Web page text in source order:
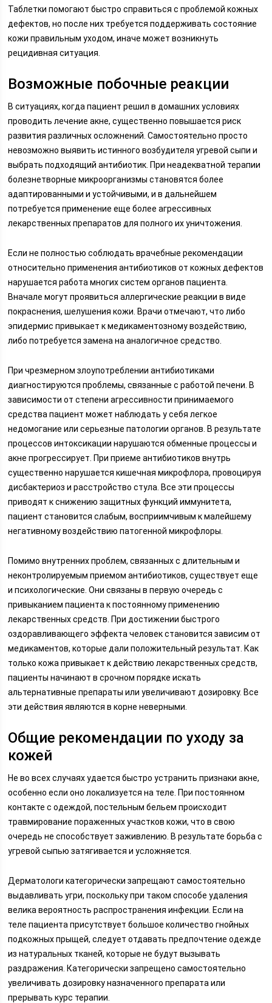
Таблетки помогают быстро справиться с проблемой кожных
дефектов, но после них требуется поддерживать состояние
кожи правильным уходом, иначе может возникнуть
рецидивная ситуация.
Возможные побочные реакции
В ситуациях, когда пациент решил в домашних условиях
проводить лечение акне, существенно повышается риск
развития различных осложнений. Самостоятельно просто
невозможно выявить истинного возбудителя угревой сыпи и
выбрать подходящий антибиотик. При неадекватной терапии
болезнетворные микроорганизмы становятся более
адаптированными и устойчивыми, и в дальнейшем
потребуется применение еще более агрессивных
лекарственных препаратов для полного их уничтожения.
Если не полностью соблюдать врачебные рекомендации
относительно применения антибиотиков от кожных дефектов
нарушается работа многих систем органов пациента.
Вначале могут проявиться аллергические реакции в виде
покраснения, шелушения кожи. Врачи отмечают, что либо
эпидермис привыкает к медикаментозному воздействию,
либо потребуется замена на аналогичное средство.
При чрезмерном злоупотреблении антибиотиками
диагностируются проблемы, связанные с работой печени. В
зависимости от степени агрессивности принимаемого
средства пациент может наблюдать у себя легкое
недомогание или серьезные патологии органов. В результате
процессов интоксикации нарушаются обменные процессы и
акне прогрессирует. При приеме антибиотиков внутрь
существенно нарушается кишечная микрофлора, провоцируя
дисбактериоз и расстройство стула. Все эти процессы
приводят к снижению защитных функций иммунитета,
пациент становится слабым, восприимчивым к малейшему
негативному воздействию патогенной микрофлоры.
Помимо внутренних проблем, связанных с длительным и
неконтролируемым приемом антибиотиков, существует еще
и психологические. Они связаны в первую очередь с
привыканием пациента к постоянному применению
лекарственных средств. При достижении быстрого
оздоравливающего эффекта человек становится зависим от
медикаментов, которые дали положительный результат. Как
только кожа привыкает к действию лекарственных средств,
пациенты начинают в срочном порядке искать
альтернативные препараты или увеличивают дозировку. Все
эти действия являются в корне неверными.
Общие рекомендации по уходу за
кожей
Не во всех случаях удается быстро устранить признаки акне,
особенно если оно локализуется на теле. При постоянном
контакте с одеждой, постельным бельем происходит
травмирование пораженных участков кожи, что в свою
очередь не способствует заживлению. В результате борьба с
угревой сыпью затягивается и усложняется.
Дерматологи категорически запрещают самостоятельно
выдавливать угри, поскольку при таком способе удаления
велика вероятность распространения инфекции. Если на
теле пациента присутствует большое количество гнойных
подкожных прыщей, следует отдавать предпочтение одежде
из натуральных тканей, которые не будут вызывать
раздражения. Категорически запрещено самостоятельно
увеличивать дозировку назначенного препарата или
прерывать курс терапии.